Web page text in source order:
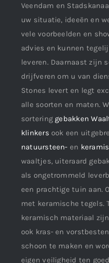
Veendam en
uw situatie, ideeën en
vele voorbeelden en
advies en kunnen
leveren. Daarnaast zijn
drijfveren om u van
Stones levert en legt
alle soorten en maten.
sortering gebakken
klinkers ook een
natuursteen- en
waaltjes, uiteraard
als ongetrommeld
een prachtige tuin aan.
met keramische tegels.
keramisch materiaal
ook kras- en
schoon te maken en
eigen veiligheid ten